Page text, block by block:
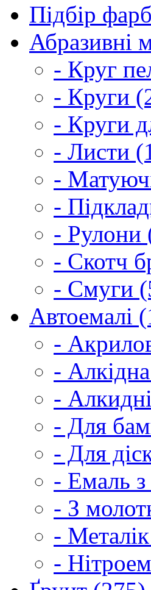
Підбір
Абразивні
- Круг
- Круги
- Круги
- Листи
-
-
- Рулони
- Скотч
- Смуги
Автоемалі
-
-
-
- Для
- Для
- Емаль з
- З
-
-